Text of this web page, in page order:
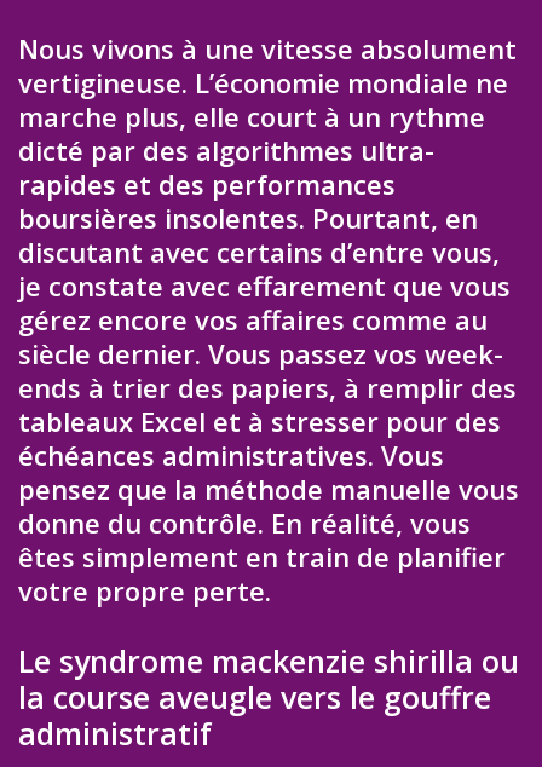
Nous vivons à une vitesse absolument
vertigineuse. L’économie mondiale ne
marche plus, elle court à un rythme
dicté par des algorithmes ultra-
rapides et des performances
boursières insolentes. Pourtant, en
discutant avec certains d’entre vous,
je constate avec effarement que vous
gérez encore vos affaires comme au
siècle dernier. Vous passez vos week-
ends à trier des papiers, à remplir des
tableaux Excel et à stresser pour des
échéances administratives. Vous
pensez que la méthode manuelle vous
donne du contrôle. En réalité, vous
êtes simplement en train de planifier
votre propre perte.
Le syndrome mackenzie shirilla ou
la course aveugle vers le gouffre
administratif